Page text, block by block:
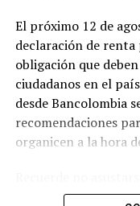
La hoja de ruta de
El próximo 12 de
declaración de
obligación que
ciudadanos en el
desde Bancolombia
recomendaciones
organicen a la hora
Simplemente es